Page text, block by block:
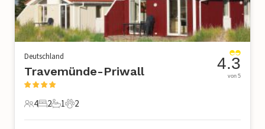
Deutschland
Travemünde-Priwall
4 Gäste
4
2 Schlafzimmer
2
1 Badezimmer
1
2 Haustiere
2
4.3
von 5